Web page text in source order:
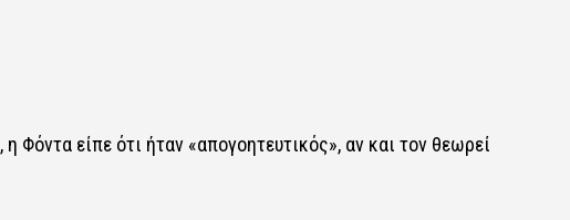
είπε ότι ήταν «απογοητευτικός», αν και τον θεωρεί